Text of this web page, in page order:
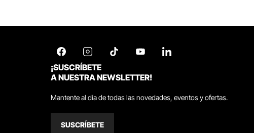
¡SUSCRÍBETE
A NUESTRA NEWSLETTER!
Mantente al día de todas las novedades, eventos y ofertas.
SUSCRÍBETE